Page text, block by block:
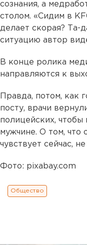
сознания, а
столом. «Сидим в
делает скорая? Та-
ситуацию автор
В конце ролика
направляются к
Правда, потом, как
посту, врачи
полицейских, чтобы
мужчине. О том, что
чувствует сейчас,
Фото: pixabay.com
Общество